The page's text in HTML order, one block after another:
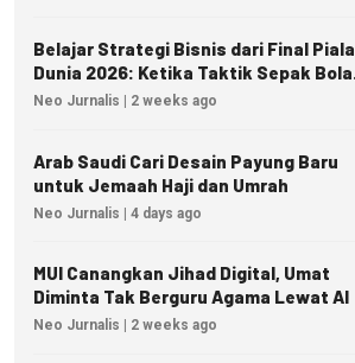
Belajar Strategi Bisnis dari Final Piala
Dunia 2026: Ketika Taktik Sepak Bola
Menjadi Inspirasi Kesuksesan Bisnis
Neo Jurnalis | 2 weeks ago
Arab Saudi Cari Desain Payung Baru
untuk Jemaah Haji dan Umrah
Neo Jurnalis | 4 days ago
MUI Canangkan Jihad Digital, Umat
Diminta Tak Berguru Agama Lewat AI
Neo Jurnalis | 2 weeks ago